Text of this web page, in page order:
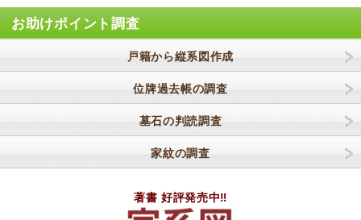
お助けポイント調査
戸籍から縦系図作成
位牌過去帳の調査
墓石の判読調査
家紋の調査
著書 好評発売中‼